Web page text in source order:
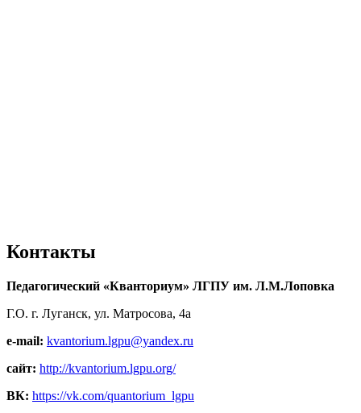
Контакты
Педагогический «Кванториум» ЛГПУ им. Л.М.Лоповка
Г.О. г. Луганск, ул. Матросова, 4а
e-mail: kvantorium.lgpu@yandex.ru
сайт: http://kvantorium.lgpu.org/
ВК: https://vk.com/quantorium_lgpu